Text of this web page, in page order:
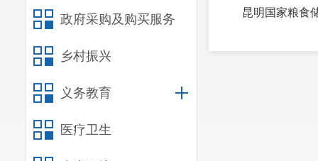
政府采购及购买服务
乡村振兴
义务教育
医疗卫生
昆明国家粮食
昆明市高速公